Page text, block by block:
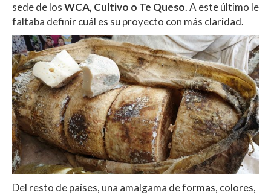
sede de losWCA, Cultivo o Te Queso. A este último le
faltaba definir cuál es su proyecto con más claridad.
Del resto de países, una amalgama de formas, colores,